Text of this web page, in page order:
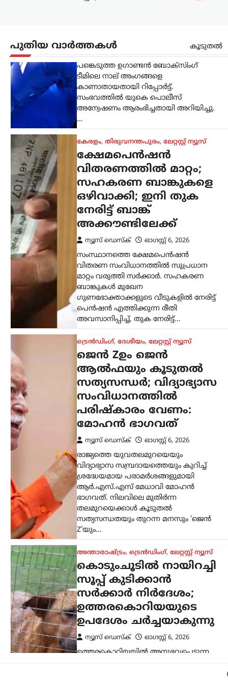
പുതിയ വാർത്തകൾ കൂടുതൽ
സ്കോട്ട്‌ലൻഡിലെ ഗ്ലാസ്‌ഗോയിൽ നടന്ന
2026 കോമൺവെൽത്ത് ഗെയിംസിൽ
പങ്കെടുത്ത ഉഗാണ്ടൻ ബോക്സിംഗ്
ടീമിലെ നാല് അംഗങ്ങളെ
കാണാതായതായി റിപ്പോർട്ട്.
സംഭവത്തിൽ യുകെ പൊലീസ്
അന്വേഷണം ആരംഭിച്ചതായി അറിയിച്ചു.
…
കേരളം, തിരുവനന്തപുരം, ലേറ്റസ്റ്റ് ന്യൂസ്
ക്ഷേമപെൻഷൻ
വിതരണത്തിൽ മാറ്റം;
സഹകരണ ബാങ്കുകളെ
ഒഴിവാക്കി; ഇനി തുക
നേരിട്ട് ബാങ്ക്
അക്കൗണ്ടിലേക്ക്
ന്യൂസ് ഡെസ്ക് ഓഗസ്റ്റ്‌ 6, 2026
സംസ്ഥാനത്തെ ക്ഷേമപെൻഷൻ
വിതരണ സംവിധാനത്തിൽ സുപ്രധാന
മാറ്റം വരുത്തി സർക്കാർ. സഹകരണ
ബാങ്കുകൾ മുഖേന
ഗുണഭോക്താക്കളുടെ വീടുകളിൽ നേരിട്ട്
പെൻഷൻ എത്തിക്കുന്ന രീതി
അവസാനിപ്പിച്ച്, തുക നേരിട്ട്…
ട്രെൻഡിംഗ്, ദേശീയം, ലേറ്റസ്റ്റ് ന്യൂസ്
ജെൻ Zഉം ജെൻ
ആൽഫയും കൂടുതൽ
സത്യസന്ധർ; വിദ്യാഭ്യാസ
സംവിധാനത്തിൽ
പരിഷ്കാരം വേണം:
മോഹൻ ഭാഗവത്
ന്യൂസ് ഡെസ്ക് ഓഗസ്റ്റ്‌ 6, 2026
രാജ്യത്തെ യുവതലമുറയെയും
വിദ്യാഭ്യാസ സമ്പ്രദായത്തെയും കുറിച്ച്
ശ്രദ്ധേയമായ പരാമർശങ്ങളുമായി
ആർ.എസ്.എസ് മേധാവി മോഹൻ
ഭാഗവത്. നിലവിലെ മുതിർന്ന
തലമുറയെക്കാൾ കൂടുതൽ
സത്യസന്ധതയും തുറന്ന മനസും ‘ജെൻ
Z’യും…
അന്താരാഷ്ട്രം, ട്രെൻഡിംഗ്, ലേറ്റസ്റ്റ് ന്യൂസ്
കൊടുംചൂടിൽ നായിറച്ചി
സൂപ്പ് കുടിക്കാൻ
സർക്കാർ നിർദേശം;
ഉത്തരകൊറിയയുടെ
ഉപദേശം ചർച്ചയാകുന്നു
ന്യൂസ് ഡെസ്ക് ഓഗസ്റ്റ്‌ 6, 2026
ഉത്തരകൊറിയയിൽ അനുഭവപ്പെടുന്ന